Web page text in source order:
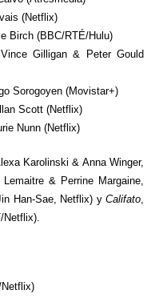
(Netflix)
Birch (BBC/RTÉ/Hulu)
Gilligan & Peter Gould
Sorogoyen (Movistar+)
Scott (Netflix)
Nunn (Netflix)
Karolinski & Anna Winger,
Lemaitre & Perrine Margaine,
Han-Sae, Netflix) yCalifato,
Netflix).